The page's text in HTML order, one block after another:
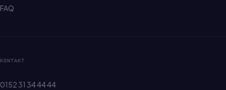
FAQ
KONTAKT
0152 31 34 44 44